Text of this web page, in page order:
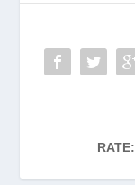
RATE: